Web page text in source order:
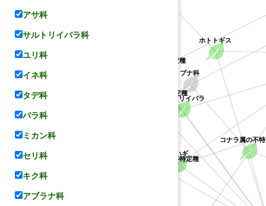
サルトリイバラ
ホトトギス
ケハギ
アカネ科 クチナシ属の不特定種
クソカズラ属の不特定種
キョウチクトウ科 キジョラン属の不特定種
ブナ科
コナラ属の不
アサ科
サルトリイバラ科
ユリ科
イネ科
タデ科
バラ科
ミカン科
セリ科
キク科
アブラナ科